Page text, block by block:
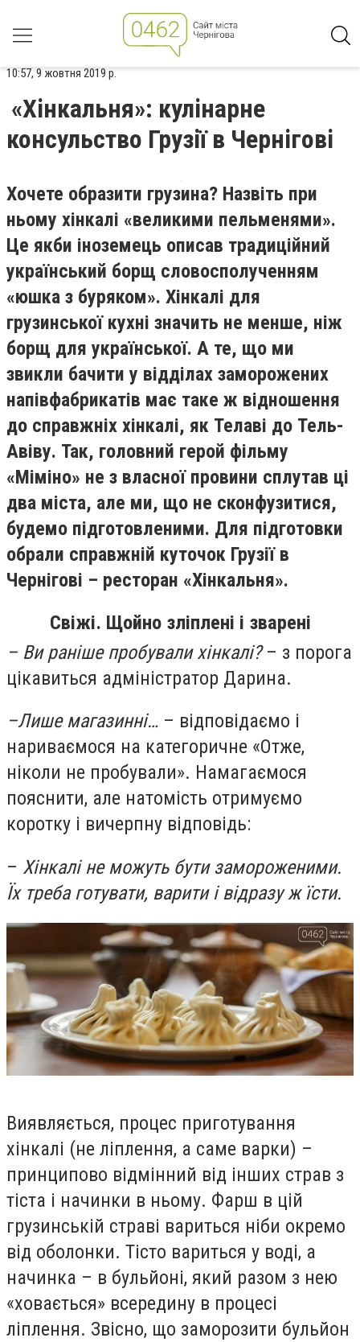
10:57, 9 жовтня 2019 р.
«Хінкальня»: кулінарне
консульство Грузії в Чернігові
Хочете образити грузина? Назвіть при
ньому хінкалі «великими пельменями».
Це якби іноземець описав традиційний
український борщ словосполученням
«юшка з буряком». Хінкалі для
грузинської кухні значить не менше, ніж
борщ для української. А те, що ми
звикли бачити у відділах заморожених
напівфабрикатів має таке ж відношення
до справжніх хінкалі, як Телаві до Тель-
Авіву. Так, головний герой фільму
«Міміно» не з власної провини сплутав ці
два міста, але ми, що не сконфузитися,
будемо підготовленими. Для підготовки
обрали справжній куточок Грузії в
Чернігові – ресторан «Хінкальня».
Свіжі. Щойно зліплені і зварені
– Ви раніше пробували хінкалі?– з порога
цікавиться адміністратор Дарина.
–Лише магазинні… – відповідаємо і
нариваємося на категоричне «Отже,
ніколи не пробували». Намагаємося
пояснити, але натомість отримуємо
коротку і вичерпну відповідь:
– Хінкалі не можуть бути замороженими.
Їх треба готувати, варити і відразу ж їсти.
Виявляється, процес приготування
хінкалі (не ліплення, а саме варки) –
принципово відмінний від інших страв з
тіста і начинки в ньому. Фарш в цій
грузинській страві вариться ніби окремо
від оболонки. Тісто вариться у воді, а
начинка – в бульйоні, який разом з нею
«ховається» всередину в процесі
ліплення. Звісно, що заморозити бульйон